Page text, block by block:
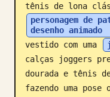
tênis de lona
personagem de
desenho animado
vestido com uma
calças joggers
dourada e tênis
fazendo uma pose